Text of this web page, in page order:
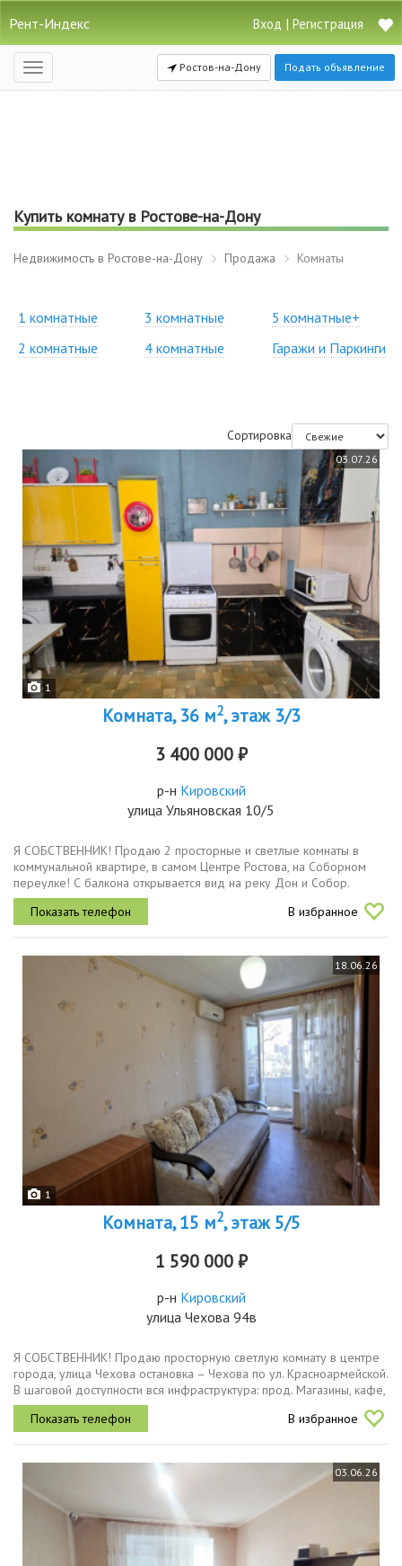
Рент-Индекс Вход | Регистрация
Открыть
навигацию
Ростов-на-Дону Подать объявление
Купить комнату в Ростове-на-Дону
Недвижимость в Ростове-на-Дону Продажа Комнаты
1 комнатные
2 комнатные
3 комнатные
4 комнатные
5 комнатные+
Гаражи и Паркинги
Сортировка
03.07.26
1
Комната, 36 м2, этаж 3/3
3 400 000 ₽
р-н Кировский
улица Ульяновская 10/5
Я СОБСТВЕННИК! Продаю 2 просторные и светлые комнаты в
коммунальной квартире, в самом Центре Ростова, на Соборном
переулке! С балкона открывается вид на реку Дон и Собор.
Минута ходьбы от Набережной и Собора Пресвятой Богородицы.
Всё в...
В избранное
18.06.26
1
Комната, 15 м2, этаж 5/5
1 590 000 ₽
р-н Кировский
улица Чехова 94в
Я СОБСТВЕННИК! Продаю просторную светлую комнату в центре
города, улица Чехова остановка – Чехова по ул. Красноармейской.
В шаговой доступности вся инфраструктура: прод. Магазины, кафе,
кинотеатр «Большой» Отличный вариант для жизни или...
В избранное
03.06.26